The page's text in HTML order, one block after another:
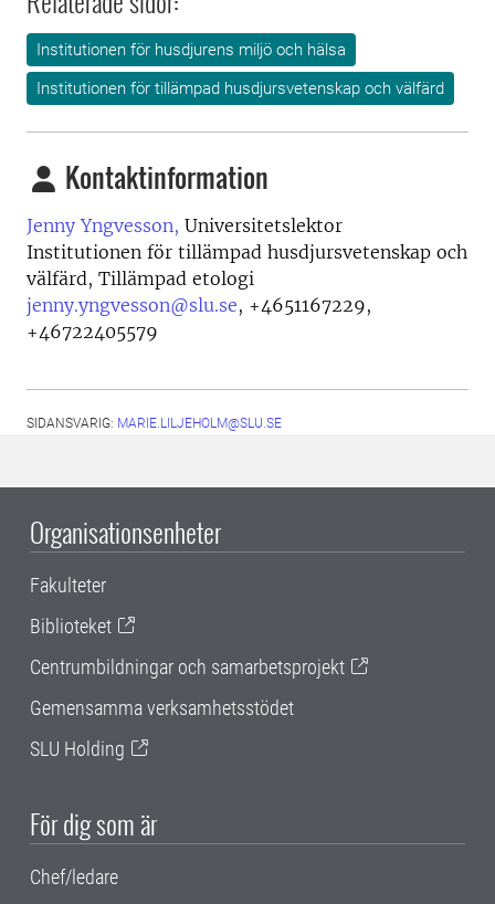
Institutionen för husdjurens miljö och hälsa
Institutionen för tillämpad husdjursvetenskap och välfärd
Kontaktinformation
Jenny Yngvesson, Universitetslektor
Institutionen för tillämpad husdjursvetenskap och
välfärd, Tillämpad etologi
jenny.yngvesson@slu.se, +4651167229,
+46722405579
SIDANSVARIG: MARIE.LILJEHOLM@SLU.SE
Organisationsenheter
Fakulteter
Biblioteket
Centrumbildningar och samarbetsprojekt
Gemensamma verksamhetsstödet
SLU Holding
För dig som är
Chef/ledare